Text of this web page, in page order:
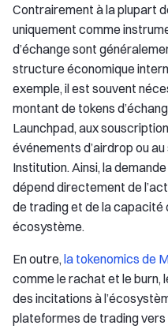
Contrairement à la plupart
uniquement comme
d’échange sont
structure économique
exemple, il est souvent
montant de tokens
Launchpad, aux
événements d’airdrop ou
Institution. Ainsi, la
dépend directement de
de trading et de la capacité
écosystème.
En outre,la tokenomics de
comme le rachat et le burn,
des incitations à
plateformes de trading